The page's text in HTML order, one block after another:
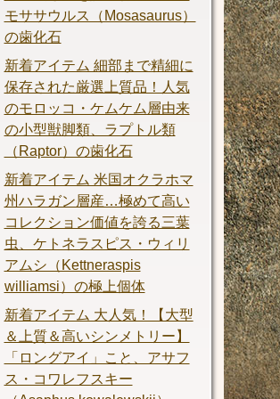
モササウルス（Mosasaurus）
の歯化石
新着アイテム 細部まで精細に
保存された厳選上質品！人気
のモロッコ・ケムケム層由来
の小型獣脚類、ラプトル類
（Raptor）の歯化石
新着アイテム 米国オクラホマ
州ハラガン層産…極めて高い
コレクション価値を誇る三葉
虫、ケトネラスピス・ウィリ
アムシ（Kettneraspis
williamsi）の極上個体
新着アイテム 大人気！【大型
＆上質＆高いシンメトリー】
「ロングアイ」こと、アサフ
ス・コワレフスキー